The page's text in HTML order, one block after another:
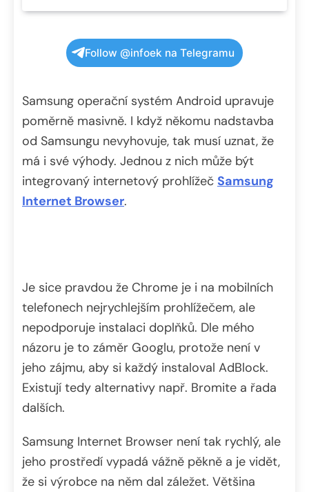
Follow @infoek na Telegramu
Samsung operační systém Android upravuje
poměrně masivně. I když někomu nadstavba
od Samsungu nevyhovuje, tak musí uznat, že
má i své výhody. Jednou z nich může být
integrovaný internetový prohlížeč Samsung
Internet Browser.
Je sice pravdou že Chrome je i na mobilních
telefonech nejrychlejším prohlížečem, ale
nepodporuje instalaci doplňků. Dle mého
názoru je to záměr Googlu, protože není v
jeho zájmu, aby si každý instaloval AdBlock.
Existují tedy alternativy např. Bromite a řada
dalších.
Samsung Internet Browser není tak rychlý, ale
jeho prostředí vypadá vážně pěkně a je vidět,
že si výrobce na něm dal záležet. Většina